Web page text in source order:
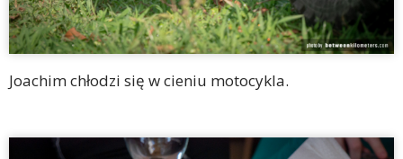
Joachim chłodzi się w cieniu motocykla.